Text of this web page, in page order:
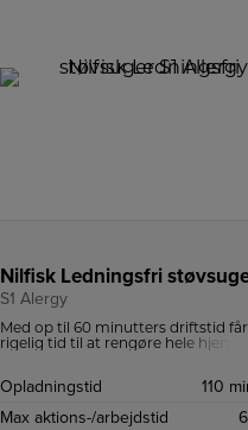
S1 Alergy
Med op til 60 minutters driftstid
rigelig tid til at rengøre hele
eller ved hjælp af det praktiske
når du har brug for det.
Opladningstid
110
Max aktions-/arbejdstid